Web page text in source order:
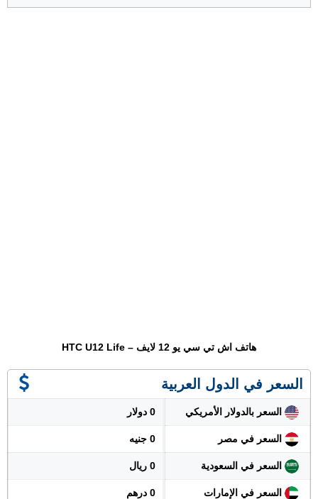
هاتف اش تي سي يو 12 لايف – HTC U12 Life
السعر في الدول العربية
السعر بالدولار الأمريكي 0 دولار
السعر في مصر 0 جنيه
السعر في السعودية 0 ريال
السعر في الإمارات 0 درهم